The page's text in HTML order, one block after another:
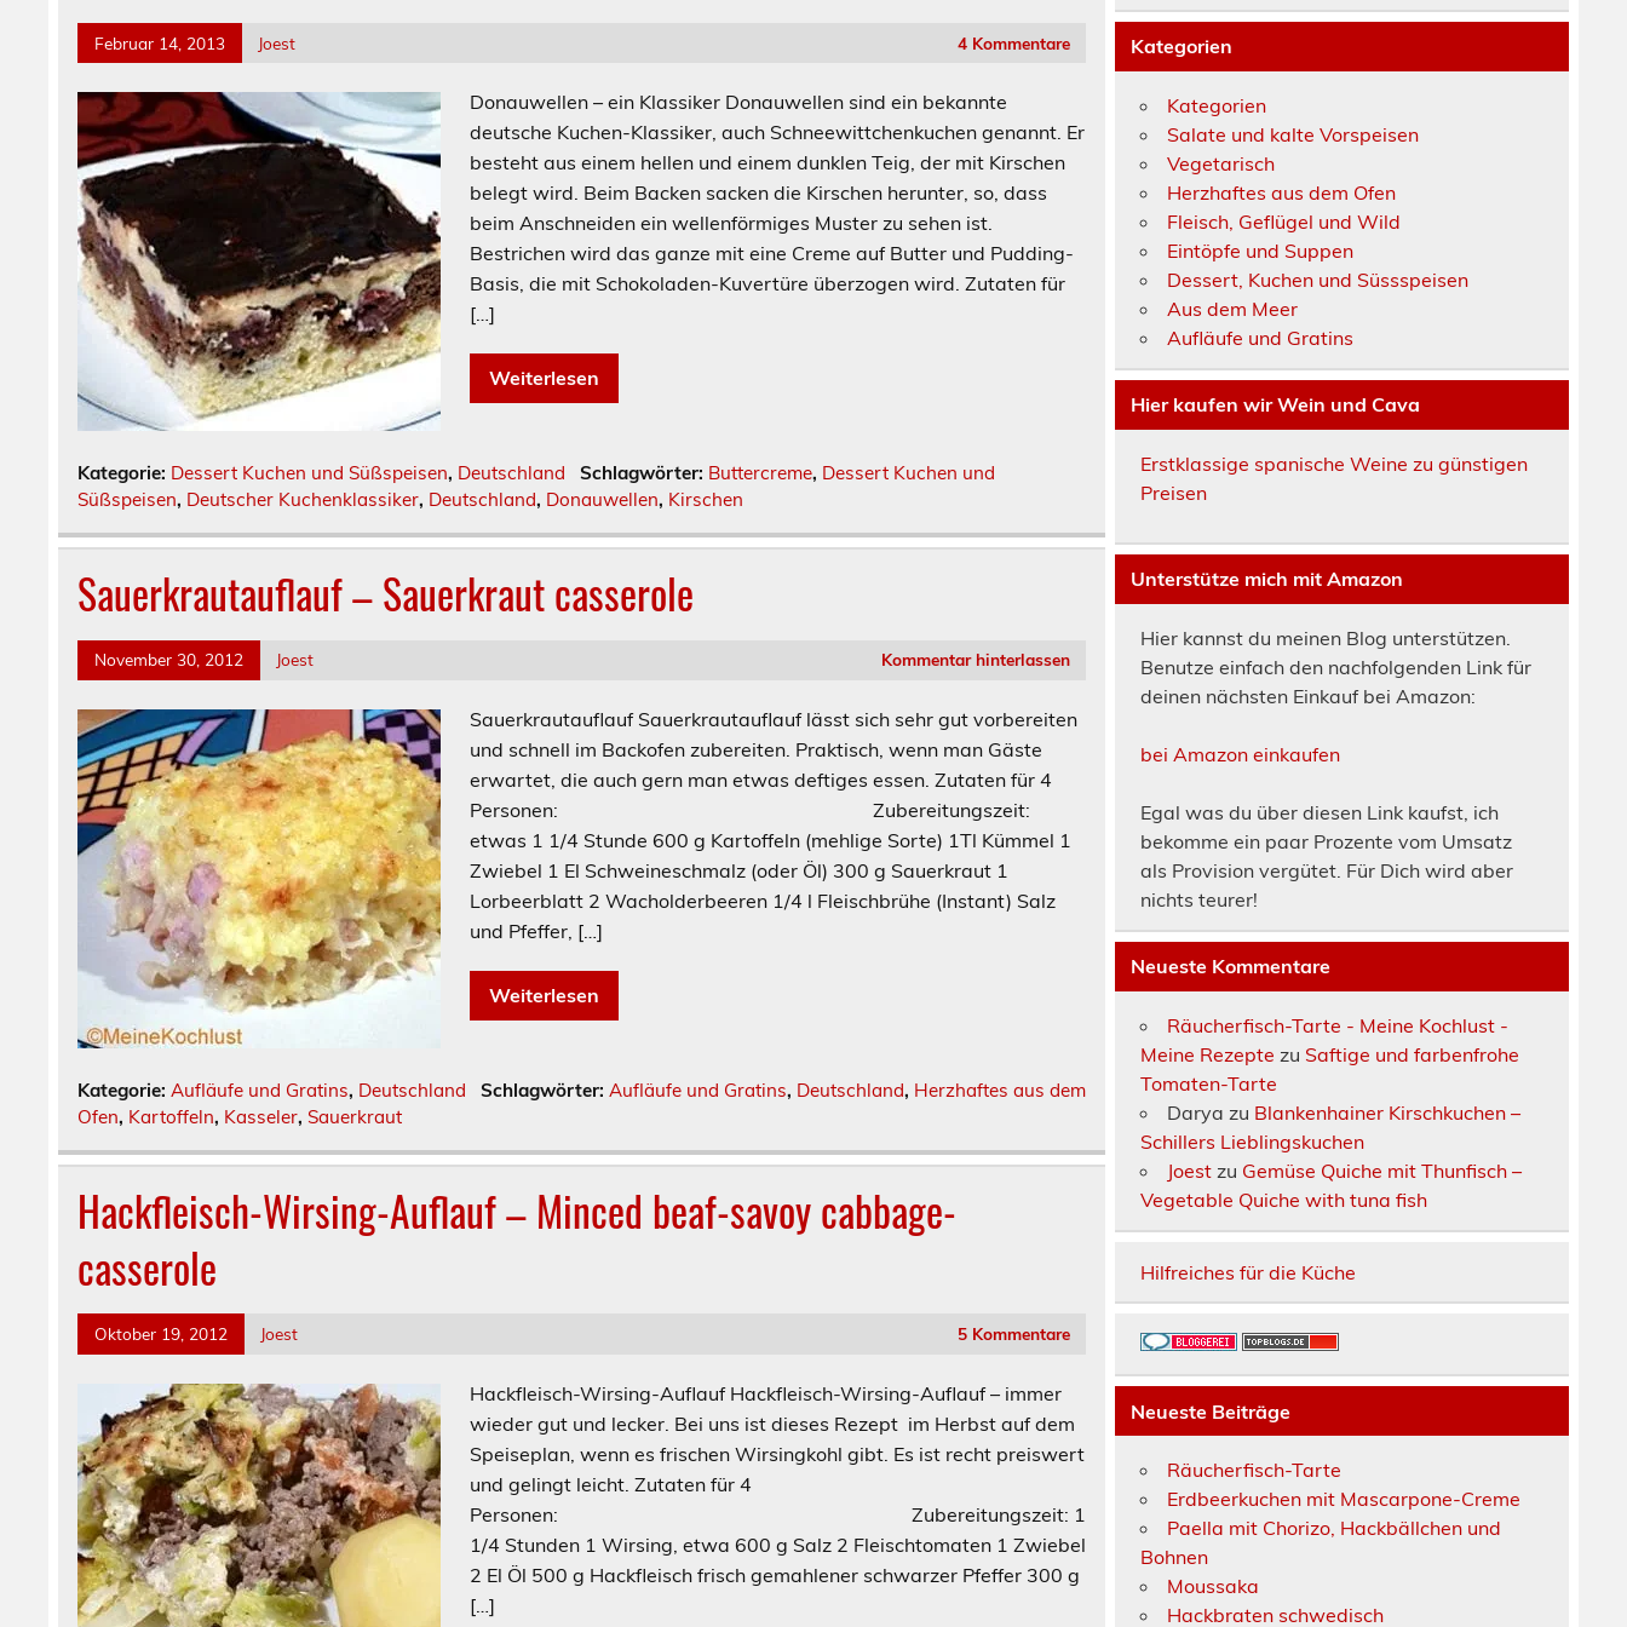
Februar 14, 2013 Joest 4 Kommentare
Donauwellen – ein Klassiker Donauwellen sind ein bekannte
deutsche Kuchen-Klassiker, auch Schneewittchenkuchen genannt. Er
besteht aus einem hellen und einem dunklen Teig, der mit Kirschen
belegt wird. Beim Backen sacken die Kirschen herunter, so, dass
beim Anschneiden ein wellenförmiges Muster zu sehen ist.
Bestrichen wird das ganze mit eine Creme auf Butter und Pudding-
Basis, die mit Schokoladen-Kuvertüre überzogen wird. Zutaten für
[…]
Weiterlesen
Kategorie: Dessert Kuchen und Süßspeisen, Deutschland Schlagwörter: Buttercreme, Dessert Kuchen und
Süßspeisen, Deutscher Kuchenklassiker, Deutschland, Donauwellen, Kirschen
Sauerkrautauflauf – Sauerkraut casserole
November 30, 2012 Joest Kommentar hinterlassen
Sauerkrautauflauf Sauerkrautauflauf lässt sich sehr gut vorbereiten
und schnell im Backofen zubereiten. Praktisch, wenn man Gäste
erwartet, die auch gern man etwas deftiges essen. Zutaten für 4
Personen: Zubereitungszeit:
etwas 1 1/4 Stunde 600 g Kartoffeln (mehlige Sorte) 1Tl Kümmel 1
Zwiebel 1 El Schweineschmalz (oder Öl) 300 g Sauerkraut 1
Lorbeerblatt 2 Wacholderbeeren 1/4 l Fleischbrühe (Instant) Salz
und Pfeffer, […]
Weiterlesen
Kategorie:Aufläufe und Gratins, Deutschland Schlagwörter: Aufläufe und Gratins, Deutschland, Herzhaftes aus dem
Ofen, Kartoffeln, Kasseler, Sauerkraut
Hackfleisch-Wirsing-Auflauf – Minced beaf-savoy cabbage-
casserole
Oktober 19, 2012 Joest 5 Kommentare
Hackfleisch-Wirsing-Auflauf Hackfleisch-Wirsing-Auflauf – immer
wieder gut und lecker. Bei uns ist dieses Rezept im Herbst auf dem
Speiseplan, wenn es frischen Wirsingkohl gibt. Es ist recht preiswert
und gelingt leicht. Zutaten für 4
Personen: Zubereitungszeit: 1
1/4 Stunden 1 Wirsing, etwa 600 g Salz 2 Fleischtomaten 1 Zwiebel
2 El Öl 500 g Hackfleisch frisch gemahlener schwarzer Pfeffer 300 g
[…]
Kategorien
Kategorien
Salate und kalte Vorspeisen
Vegetarisch
Herzhaftes aus dem Ofen
Fleisch, Geflügel und Wild
Eintöpfe und Suppen
Dessert, Kuchen und Süssspeisen
Aus dem Meer
Aufläufe und Gratins
Hier kaufen wir Wein und Cava
Erstklassige spanische Weine zu günstigen
Preisen
Unterstütze mich mit Amazon
Hier kannst du meinen Blog unterstützen.
Benutze einfach den nachfolgenden Link für
deinen nächsten Einkauf bei Amazon:
bei Amazon einkaufen
Egal was du über diesen Link kaufst, ich
bekomme ein paar Prozente vom Umsatz
als Provision vergütet. Für Dich wird aber
nichts teurer!
Neueste Kommentare
Räucherfisch-Tarte - Meine Kochlust -
Meine Rezepte zu Saftige und farbenfrohe
Tomaten-Tarte
Darya zu Blankenhainer Kirschkuchen –
Schillers Lieblingskuchen
Joest zu Gemüse Quiche mit Thunfisch –
Vegetable Quiche with tuna fish
Hilfreiches für die Küche
Neueste Beiträge
Räucherfisch-Tarte
Erdbeerkuchen mit Mascarpone-Creme
Paella mit Chorizo, Hackbällchen und
Bohnen
Moussaka
Hackbraten schwedisch